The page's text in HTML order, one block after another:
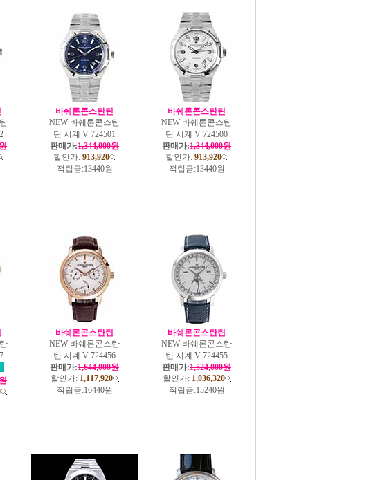
바쉐론콘스탄틴
NEW 바쉐론콘스탄
틴 시계 V 724501
판매가:1,344,000원
할인가: 913,920
적립금:13440원
바쉐론콘스탄틴
NEW 바쉐론콘스탄
틴 시계 V 724500
판매가:1,344,000원
할인가: 913,920
적립금:13440원
바쉐론콘스탄틴
NEW 바쉐론콘스탄
틴 시계 V 724456
판매가:1,644,000원
할인가: 1,117,920
적립금:16440원
바쉐론콘스탄틴
NEW 바쉐론콘스탄
틴 시계 V 724455
판매가:1,524,000원
할인가: 1,036,320
적립금:15240원